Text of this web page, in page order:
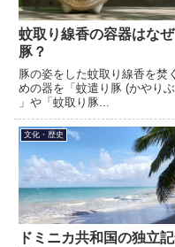
蚊取り線香の容器はなぜ
豚？
豚の姿をした蚊取り線香を焚
めの器を「蚊遣り豚 (かやり
」や「蚊取り豚...
文化・歴史
ドミニカ共和国の独立